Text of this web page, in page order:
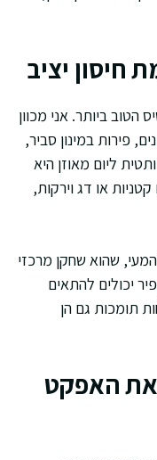
חיסון יציב
הטוב ביותר. אני מכוון
פירות במינון סביר,
ליום מאוזן היא
או דג וירקות,
שהוא שחקן מרכזי
יכולים להתאים
תומכות גם הן
את האפקט